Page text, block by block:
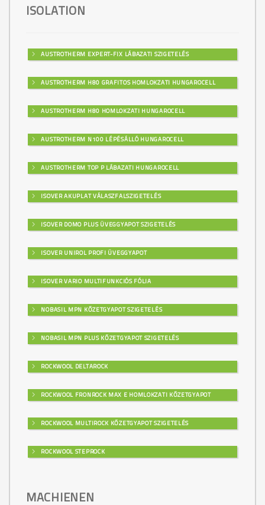
ISOLATION
AUSTROTHERM EXPERT-FIX LÁBAZATI SZIGETELÉS
AUSTROTHERM H80 GRAFITOS HOMLOKZATI HUNGAROCELL
AUSTROTHERM H80 HOMLOKZATI HUNGAROCELL
AUSTROTHERM N100 LÉPÉSÁLLÓ HUNGAROCELL
AUSTROTHERM TOP P LÁBAZATI HUNGAROCELL
ISOVER AKUPLAT VÁLASZFALSZIGETELÉS
ISOVER DOMO PLUS ÜVEGGYAPOT SZIGETELÉS
ISOVER UNIROL PROFI ÜVEGGYAPOT
ISOVER VARIO MULTIFUNKCIÓS FÓLIA
NOBASIL MPN KŐZETGYAPOT SZIGETELÉS
NOBASIL MPN PLUS KŐZETGYAPOT SZIGETELÉS
ROCKWOOL DELTAROCK
ROCKWOOL FRONROCK MAX E HOMLOKZATI KŐZETGYAPOT
ROCKWOOL MULTIROCK KŐZETGYAPOT SZIGETELÉS
ROCKWOOL STEPROCK
MACHIENEN